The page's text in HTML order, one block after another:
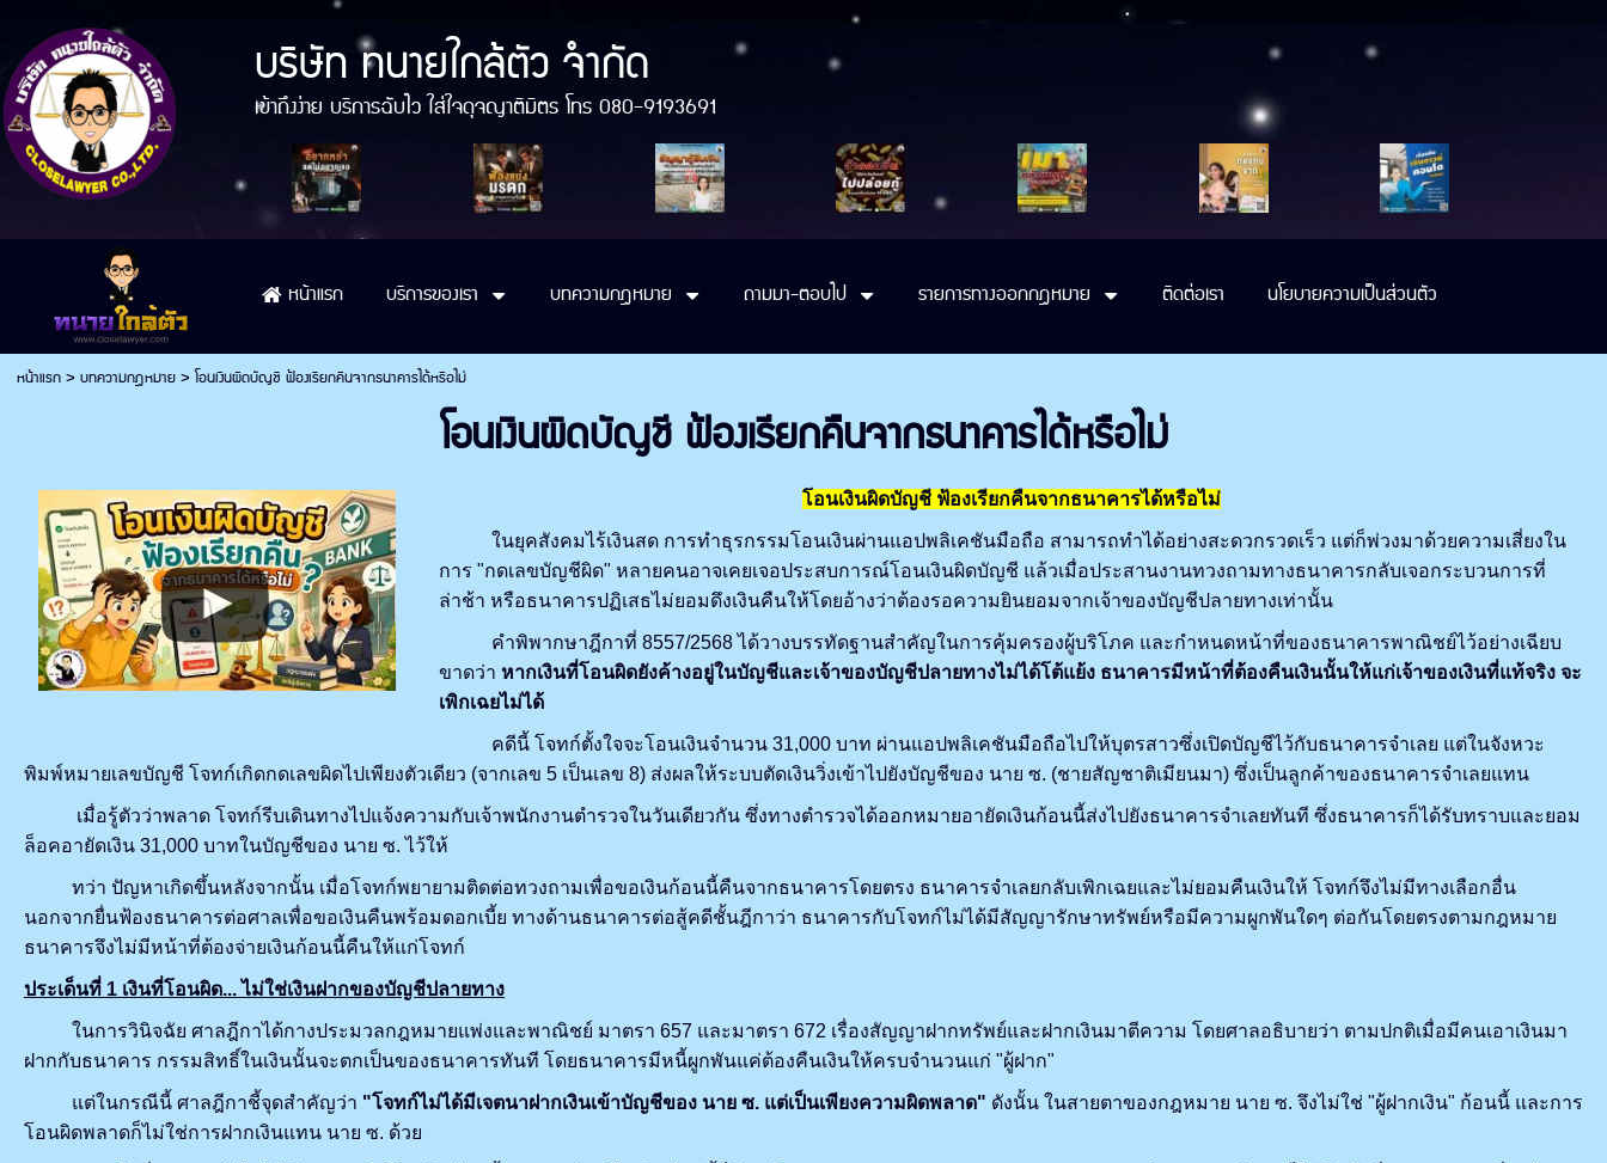
บริษัท ทนายใกล้ตัว จำกัด
เข้าถึงง่าย บริการฉับไว ใส่ใจดุจญาติมิตร โทร 080-9193691
หน้าแรก บริการของเรา บทความกฎหมาย ถามมา-ตอบไป รายการทางออกกฎหมาย ติดต่อเรา นโยบายความเป็นส่วนตัว
หน้าแรก>บทความกฎหมาย>โอนเงินผิดบัญชี ฟ้องเรียกคืนจากธนาคารได้หรือไม่
โอนเงินผิดบัญชี ฟ้องเรียกคืนจากธนาคารได้หรือไม่
โอนเงินผิดบัญชี ฟ้องเรียกคืนจากธนาคารได้หรือไม่
ในยุคสังคมไร้เงินสด การทำธุรกรรมโอนเงินผ่านแอปพลิเคชันมือถือ สามารถทำได้อย่างสะดวกรวดเร็ว แต่ก็พ่วงมาด้วยความเสี่ยงใน
การ "กดเลขบัญชีผิด" หลายคนอาจเคยเจอประสบการณ์โอนเงินผิดบัญชี แล้วเมื่อประสานงานทวงถามทางธนาคารกลับเจอกระบวนการที่
ล่าช้า หรือธนาคารปฏิเสธไม่ยอมดึงเงินคืนให้โดยอ้างว่าต้องรอความยินยอมจากเจ้าของบัญชีปลายทางเท่านั้น
คำพิพากษาฎีกาที่ 8557/2568 ได้วางบรรทัดฐานสำคัญในการคุ้มครองผู้บริโภค และกำหนดหน้าที่ของธนาคารพาณิชย์ไว้อย่างเฉียบ
ขาดว่า หากเงินที่โอนผิดยังค้างอยู่ในบัญชีและเจ้าของบัญชีปลายทางไม่ได้โต้แย้ง ธนาคารมีหน้าที่ต้องคืนเงินนั้นให้แก่เจ้าของเงินที่แท้จริง จะ
เพิกเฉยไม่ได้
คดีนี้ โจทก์ตั้งใจจะโอนเงินจำนวน 31,000 บาท ผ่านแอปพลิเคชันมือถือไปให้บุตรสาวซึ่งเปิดบัญชีไว้กับธนาคารจำเลย แต่ในจังหวะ
พิมพ์หมายเลขบัญชี โจทก์เกิดกดเลขผิดไปเพียงตัวเดียว (จากเลข 5 เป็นเลข 8) ส่งผลให้ระบบตัดเงินวิ่งเข้าไปยังบัญชีของ นาย ซ. (ชายสัญชาติเมียนมา) ซึ่งเป็นลูกค้าของธนาคารจำเลยแทน
เมื่อรู้ตัวว่าพลาด โจทก์รีบเดินทางไปแจ้งความกับเจ้าพนักงานตำรวจในวันเดียวกัน ซึ่งทางตำรวจได้ออกหมายอายัดเงินก้อนนี้ส่งไปยังธนาคารจำเลยทันที ซึ่งธนาคารก็ได้รับทราบและยอม
ล็อคอายัดเงิน 31,000 บาทในบัญชีของ นาย ซ. ไว้ให้
ทว่า ปัญหาเกิดขึ้นหลังจากนั้น เมื่อโจทก์พยายามติดต่อทวงถามเพื่อขอเงินก้อนนี้คืนจากธนาคารโดยตรง ธนาคารจำเลยกลับเพิกเฉยและไม่ยอมคืนเงินให้ โจทก์จึงไม่มีทางเลือกอื่น
นอกจากยื่นฟ้องธนาคารต่อศาลเพื่อขอเงินคืนพร้อมดอกเบี้ย ทางด้านธนาคารต่อสู้คดีชั้นฎีกาว่า ธนาคารกับโจทก์ไม่ได้มีสัญญารักษาทรัพย์หรือมีความผูกพันใดๆ ต่อกันโดยตรงตามกฎหมาย
ธนาคารจึงไม่มีหน้าที่ต้องจ่ายเงินก้อนนี้คืนให้แก่โจทก์
ประเด็นที่ 1 เงินที่โอนผิด... ไม่ใช่เงินฝากของบัญชีปลายทาง
ในการวินิจฉัย ศาลฎีกาได้กางประมวลกฎหมายแพ่งและพาณิชย์ มาตรา 657 และมาตรา 672 เรื่องสัญญาฝากทรัพย์และฝากเงินมาตีความ โดยศาลอธิบายว่า ตามปกติเมื่อมีคนเอาเงินมา
ฝากกับธนาคาร กรรมสิทธิ์ในเงินนั้นจะตกเป็นของธนาคารทันที โดยธนาคารมีหนี้ผูกพันแค่ต้องคืนเงินให้ครบจำนวนแก่ "ผู้ฝาก"
แต่ในกรณีนี้ ศาลฎีกาชี้จุดสำคัญว่า "โจทก์ไม่ได้มีเจตนาฝากเงินเข้าบัญชีของ นาย ซ. แต่เป็นเพียงความผิดพลาด" ดังนั้น ในสายตาของกฎหมาย นาย ซ. จึงไม่ใช่ "ผู้ฝากเงิน" ก้อนนี้ และการ
โอนผิดพลาดก็ไม่ใช่การฝากเงินแทน นาย ซ. ด้วย